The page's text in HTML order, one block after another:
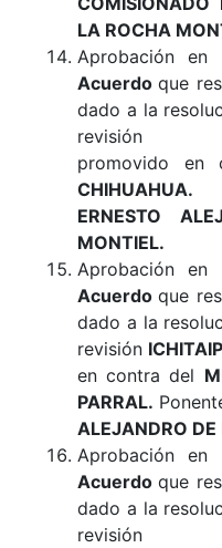
LA ROCHA
Aprobación
Acuerdoque
dado a la
revisión
promovido en
CHIHUAHUA.
ERNESTO
MONTIEL.
Aprobación
Acuerdoque
dado a la
revisión
en contra del
PARRAL.
ALEJANDRO
Aprobación
Acuerdoque
dado a la
revisión